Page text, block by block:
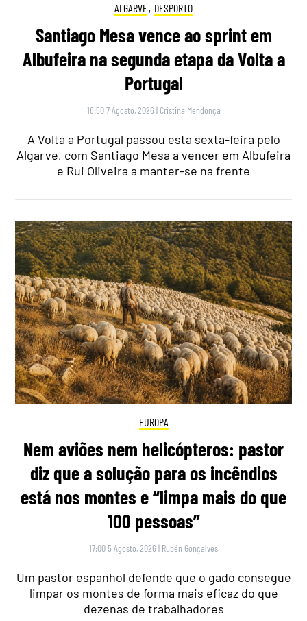
ALGARVE, DESPORTO
Santiago Mesa vence ao sprint em
Albufeira na segunda etapa da Volta a
Portugal
18:50 7 Agosto, 2026 | Cristina Mendonça
A Volta a Portugal passou esta sexta-feira pelo
Algarve, com Santiago Mesa a vencer em Albufeira
e Rui Oliveira a manter-se na frente
EUROPA
Nem aviões nem helicópteros: pastor
diz que a solução para os incêndios
está nos montes e “limpa mais do que
100 pessoas”
17:00 5 Agosto, 2026 | Rubén Gonçalves
Um pastor espanhol defende que o gado consegue
limpar os montes de forma mais eficaz do que
dezenas de trabalhadores